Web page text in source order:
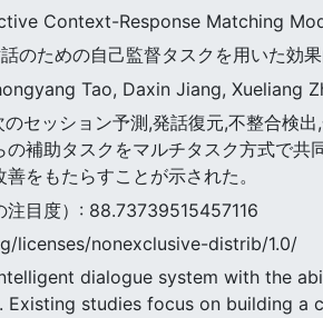
Context-Response Matching
のための自己監督タスクを用いた効
Tao, Daxin Jiang, Xueliang
セッション予測,発話復元,不整合検
の補助タスクをマルチタスク方式で
をもたらすことが示された。
注目度）: 88.73739515457116
licenses/nonexclusive-distrib/1.0/
dialogue system with the
Existing studies focus on building